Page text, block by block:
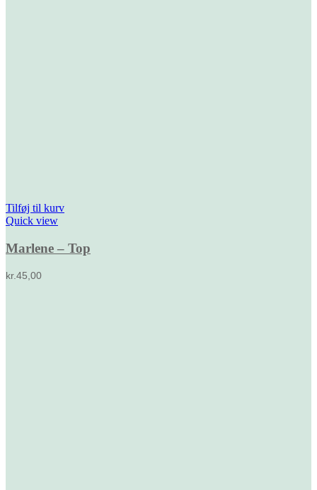
Tilføj til kurv
Quick view
Marlene – Top
kr.45,00